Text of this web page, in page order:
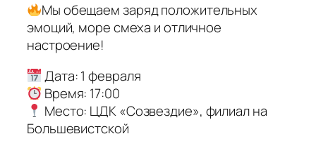
Мы обещаем заряд положительных
эмоций, море смеха и отличное
настроение!
Дата: 1 февраля
Время: 17:00
Место: ЦДК «Созвездие», филиал на
Большевистской